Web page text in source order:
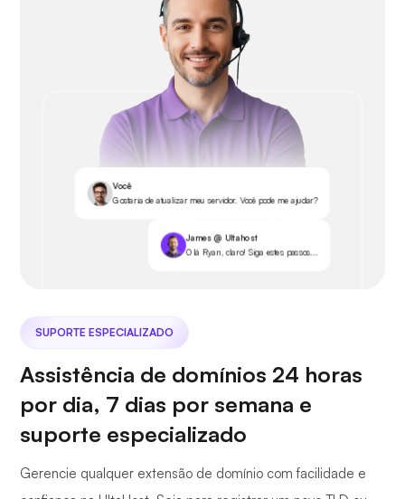
Você
Gostaria de atualizar meu servidor. Você pode me ajudar?
James @ Ultahost
Olá Ryan, claro! Siga estes passos...
SUPORTE ESPECIALIZADO
Assistência de domínios 24 horas
por dia, 7 dias por semana e
suporte especializado
Gerencie qualquer extensão de domínio com facilidade e